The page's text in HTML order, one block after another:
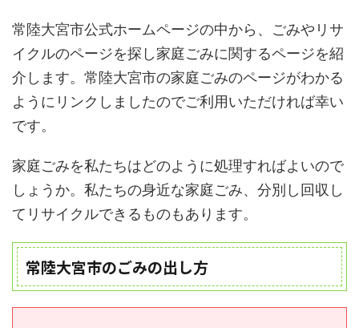
常陸大宮市公式ホームページの中から、ごみやリサ
イクルのページを探し家庭ごみに関するページを紹
介します。常陸大宮市の家庭ごみのページがわかる
ようにリンクしましたのでご利用いただければ幸い
です。
家庭ごみを私たちはどのように処理すればよいので
しょうか。私たちの身近な家庭ごみ、分別し回収し
てリサイクルできるものもあります。
常陸大宮市のごみの出し方